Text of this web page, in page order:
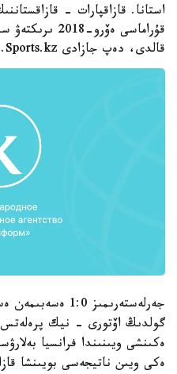
قۇراماسى
قالدى، دەپ جازادى Sports.kz.
جەرلەستەرىمىز
ەكى ويىن ناتيجەسى بويىنشا